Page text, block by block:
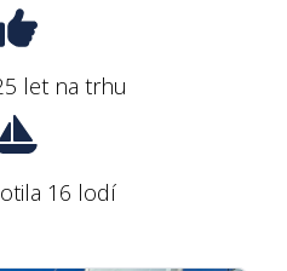
let na trhu
16 lodí